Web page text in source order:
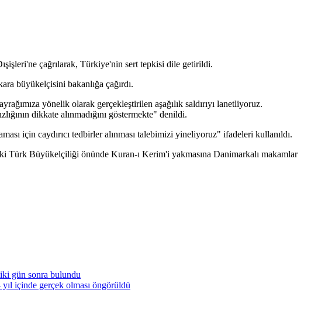
çağrılarak, Türkiye'nin sert tepkisi dile getirildi.
büyükelçisini bakanlığa çağırdı.
yönelik olarak gerçekleştirilen aşağılık saldırıyı lanetliyoruz.
dikkate alınmadığını göstermekte" denildi.
için caydırıcı tedbirler alınması talebimizi yineliyoruz" ifadeleri kullanıldı.
Türk Büyükelçiliği önünde Kuran-ı Kerim'i yakmasına Danimarkalı makamlar
gün sonra bulundu
içinde gerçek olması öngörüldü